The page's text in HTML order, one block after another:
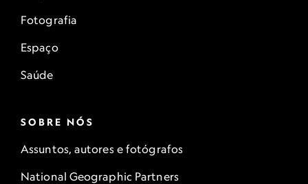
Fotografia
Espaço
Saúde
SOBRE NÓS
Assuntos, autores e fotógrafos
National Geographic Partners